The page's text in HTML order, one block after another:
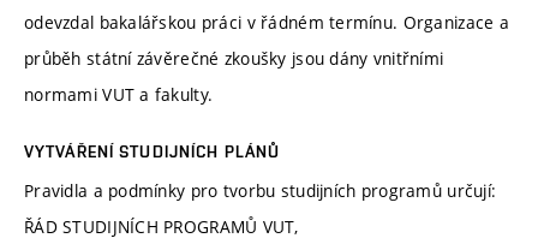
odevzdal bakalářskou práci v řádném termínu. Organizace a
průběh státní závěrečné zkoušky jsou dány vnitřními
normami VUT a fakulty.
VYTVÁŘENÍ STUDIJNÍCH PLÁNŮ
Pravidla a podmínky pro tvorbu studijních programů určují:
ŘÁD STUDIJNÍCH PROGRAMŮ VUT,